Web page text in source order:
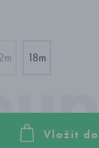
18m
Vložit